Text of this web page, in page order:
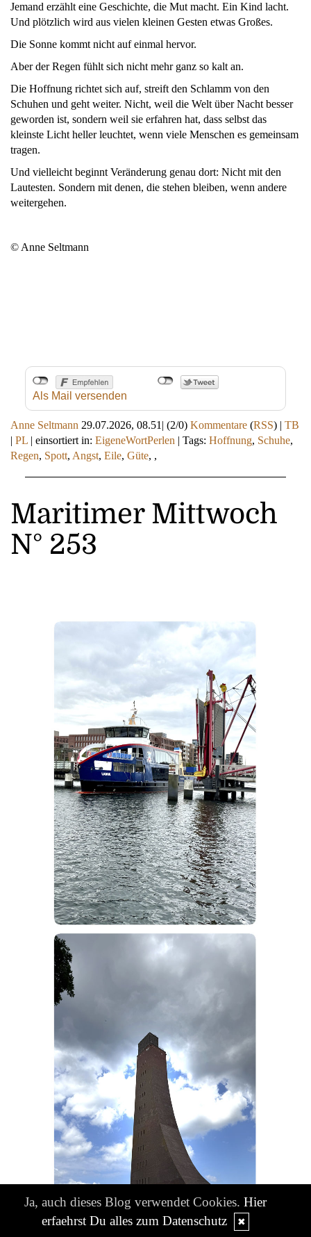
Jemand erzählt eine Geschichte, die Mut macht. Ein Kind lacht.
Und plötzlich wird aus vielen kleinen Gesten etwas Großes.
Die Sonne kommt nicht auf einmal hervor.
Aber der Regen fühlt sich nicht mehr ganz so kalt an.
Die Hoffnung richtet sich auf, streift den Schlamm von den
Schuhen und geht weiter. Nicht, weil die Welt über Nacht besser
geworden ist, sondern weil sie erfahren hat, dass selbst das
kleinste Licht heller leuchtet, wenn viele Menschen es gemeinsam
tragen.
Und vielleicht beginnt Veränderung genau dort: Nicht mit den
Lautesten. Sondern mit denen, die stehen bleiben, wenn andere
weitergehen.
© Anne Seltmann
Als Mail versenden
Anne Seltmann 29.07.2026, 08.51 | (2/0) Kommentare (RSS) | TB
| PL | einsortiert in: EigeneWortPerlen | Tags: Hoffnung, Schuhe,
Regen, Spott, Angst, Eile, Güte, ,
Maritimer Mittwoch
N° 253
Ja, auch dieses Blog verwendet Cookies. Hier
erfaehrst Du alles zum Datenschutz
✖